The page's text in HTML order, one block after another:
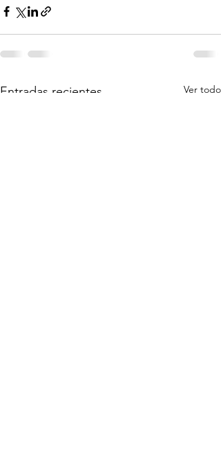
Entradas recientes Ver todo